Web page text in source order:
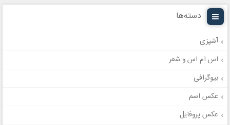
دسته‌ها
آشپزی
اس ام اس و شعر
بیوگرافی
عکس اسم
عکس پروفایل